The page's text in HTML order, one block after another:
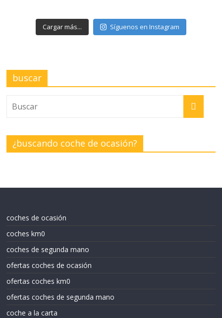
Cargar más... Síguenos en Instagram
buscar
¿buscando coche de ocasión?
coches de ocasión
coches km0
coches de segunda mano
ofertas coches de ocasión
ofertas coches km0
ofertas coches de segunda mano
coche a la carta